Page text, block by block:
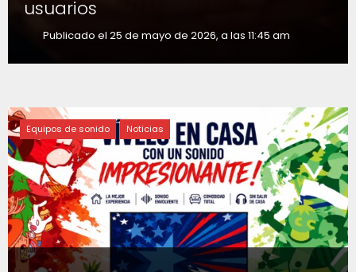
usuarios
Publicado el 25 de mayo de 2026, a las 11:45 am
Equipos de sonido Noticias